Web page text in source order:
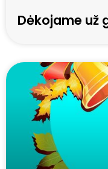
Dėkojame už